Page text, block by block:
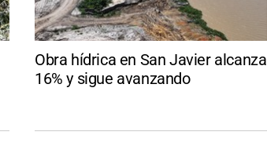
Obra hídrica en San Javier alcanza
16% y sigue avanzando